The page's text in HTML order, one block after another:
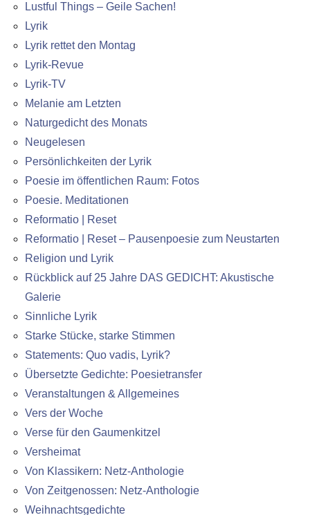
Lustful Things – Geile Sachen!
Lyrik
Lyrik rettet den Montag
Lyrik-Revue
Lyrik-TV
Melanie am Letzten
Naturgedicht des Monats
Neugelesen
Persönlichkeiten der Lyrik
Poesie im öffentlichen Raum: Fotos
Poesie. Meditationen
Reformatio | Reset
Reformatio | Reset – Pausenpoesie zum Neustarten
Religion und Lyrik
Rückblick auf 25 Jahre DAS GEDICHT: Akustische
Galerie
Sinnliche Lyrik
Starke Stücke, starke Stimmen
Statements: Quo vadis, Lyrik?
Übersetzte Gedichte: Poesietransfer
Veranstaltungen & Allgemeines
Vers der Woche
Verse für den Gaumenkitzel
Versheimat
Von Klassikern: Netz-Anthologie
Von Zeitgenossen: Netz-Anthologie
Weihnachtsgedichte